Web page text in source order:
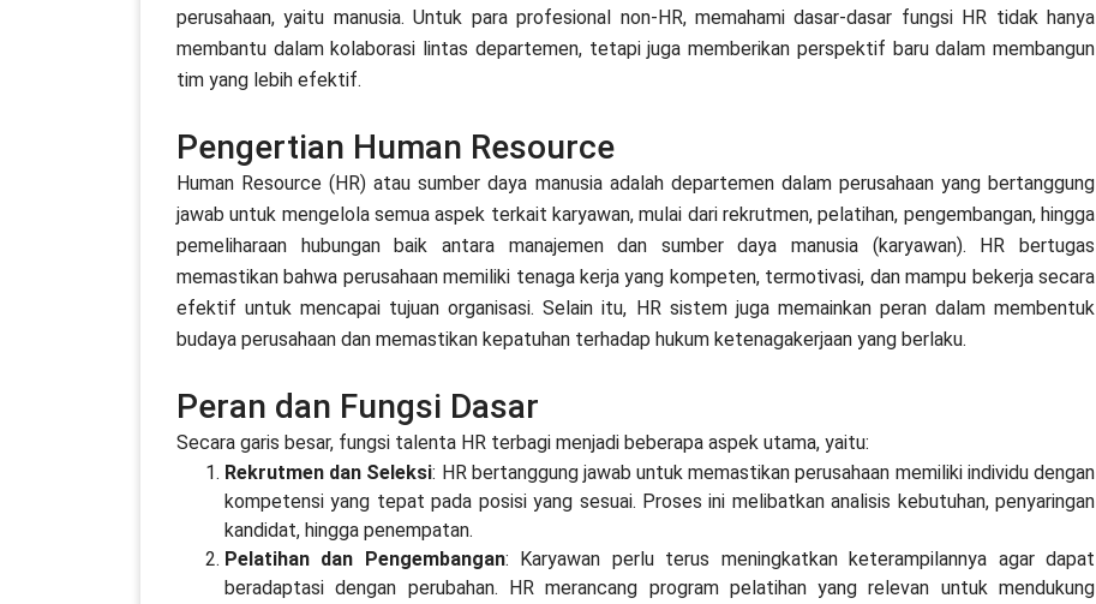
perusahaan, yaitu manusia. Untuk para profesional non-HR, memahami dasar-dasar fungsi HR tidak hanya
membantu dalam kolaborasi lintas departemen, tetapi juga memberikan perspektif baru dalam membangun
tim yang lebih efektif.
Pengertian Human Resource
Human Resource (HR) atau sumber daya manusia adalah departemen dalam perusahaan yang bertanggung
jawab untuk mengelola semua aspek terkait karyawan, mulai dari rekrutmen, pelatihan, pengembangan, hingga
pemeliharaan hubungan baik antara manajemen dan sumber daya manusia (karyawan). HR bertugas
memastikan bahwa perusahaan memiliki tenaga kerja yang kompeten, termotivasi, dan mampu bekerja secara
efektif untuk mencapai tujuan organisasi. Selain itu, HR sistem juga memainkan peran dalam membentuk
budaya perusahaan dan memastikan kepatuhan terhadap hukum ketenagakerjaan yang berlaku.
Peran dan Fungsi Dasar
Secara garis besar, fungsi talenta HR terbagi menjadi beberapa aspek utama, yaitu:
Rekrutmen dan Seleksi: HR bertanggung jawab untuk memastikan perusahaan memiliki individu dengan
kompetensi yang tepat pada posisi yang sesuai. Proses ini melibatkan analisis kebutuhan, penyaringan
kandidat, hingga penempatan.
Pelatihan dan Pengembangan: Karyawan perlu terus meningkatkan keterampilannya agar dapat
beradaptasi dengan perubahan. HR merancang program pelatihan yang relevan untuk mendukung